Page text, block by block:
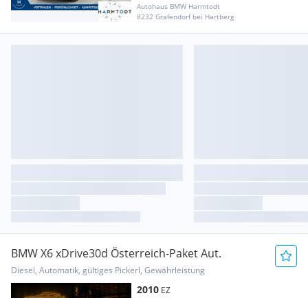
Autohaus BMW Harmtodt
8232 Grafendorf bei Hartberg
BMW X6 xDrive30d Österreich-Paket Aut.
Diesel, Automatik, gültiges Pickerl, Gewährleistung
2010 EZ